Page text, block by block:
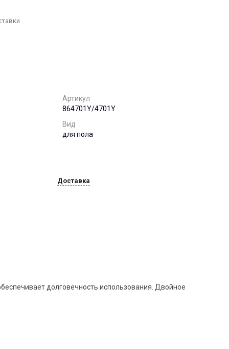
office@chst-standart.ru
г. Краснодар, ул.
Красных Партизан, д.
Артикул
864701Y/4701Y
Вид
для пола
Доставка
долговечность использования. Двойное